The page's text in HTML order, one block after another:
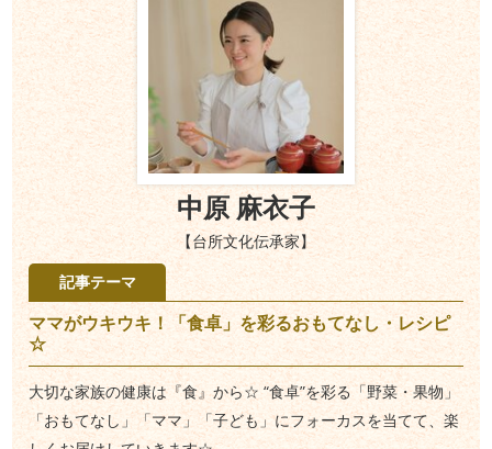
中原 麻衣子
【台所文化伝承家】
記事テーマ
ママがウキウキ！「食卓」を彩るおもてなし・レシピ
☆
大切な家族の健康は『食』から☆ “食卓”を彩る「野菜・果物」
「おもてなし」「ママ」「子ども」にフォーカスを当てて、楽